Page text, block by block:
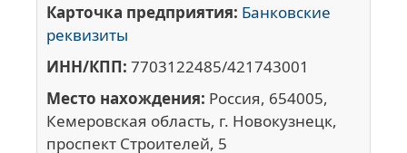
Карточка предприятия: Банковские
реквизиты
ИНН/КПП: 7703122485/421743001
Место нахождения: Россия, 654005,
Кемеровская область, г. Новокузнецк,
проспект Строителей, 5